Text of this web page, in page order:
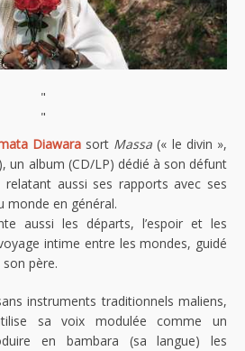
"
"
Diawarasort Massa (« le divin »,
un album (CD/LP) dédié à son défunt
aussi ses rapports avec ses
monde en général.
aussi les départs, l’espoir et les
intime entre les mondes, guidé
père.
instruments traditionnels maliens,
sa voix modulée comme un
en bambara (sa langue) les